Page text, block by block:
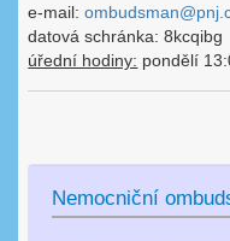
e-mail:
datová schránka: 8kcqibg
úřední hodiny: pondělí
Nemocniční